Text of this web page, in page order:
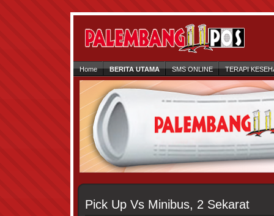
Home BERITA UTAMA SMS ONLINE TERAPI
Pick Up Vs Minibus, 2 Sekarat